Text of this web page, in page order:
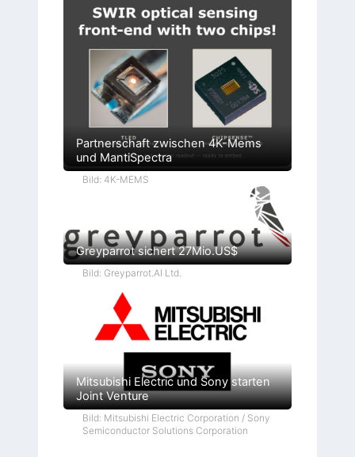
Partnerschaft zwischen 4K-Mems
und MantiSpectra
Bild: 4K-MEMS
Greyparrot sichert 27Mio.US$
Bild: Greyparrot.AI Ltd.
Mitsubishi Electric und Sony starten
Joint Venture
Bild: Mitsubishi Electric Corporation / Sony
Semiconductor Solutions Corporation